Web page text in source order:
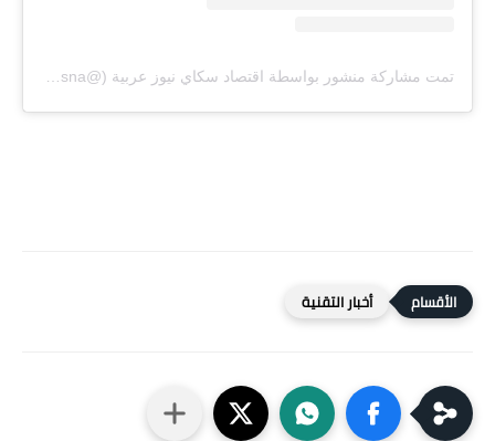
تمت مشاركة منشور بواسطة ‏‎اقتصاد سكاي نيوز عربية‎‏ (@‏‎businesssna‎‏)
أخبار التقنية